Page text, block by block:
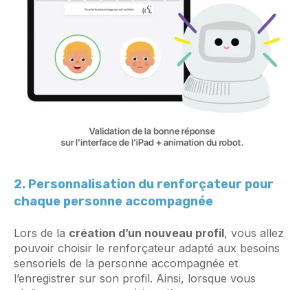
2. Personnalisation du renforçateur pour
chaque personne accompagnée
Lors de la création d’un nouveau profil, vous allez
pouvoir choisir le renforçateur adapté aux besoins
sensoriels de la personne accompagnée et
l’enregistrer sur son profil. Ainsi, lorsque vous